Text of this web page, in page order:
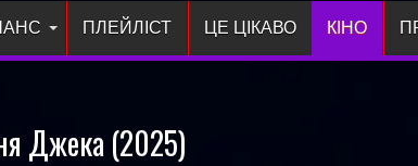
ПЛЕЙЛIСТ ЦЕ ЦІКАВО КІНО
Джека (2025)